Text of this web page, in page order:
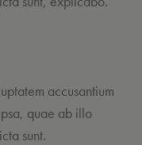
accusantium
quae ab illo
sunt.